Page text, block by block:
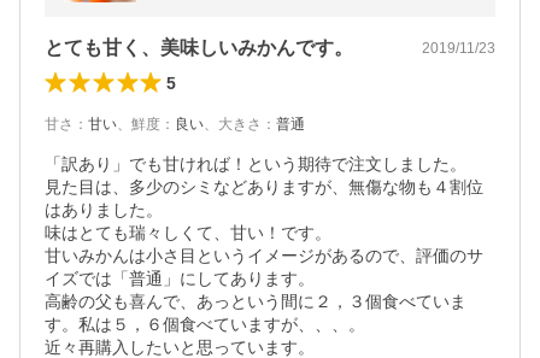
とても甘く、美味しいみかんです。 2019/11/23
5
甘さ ： 甘い、 鮮度 ： 良い、 大きさ ： 普通
「訳あり」でも甘ければ！という期待で注文しました。
見た目は、多少のシミなどありますが、無傷な物も４割位
はありました。
味はとても瑞々しくて、甘い！です。
甘いみかんは小さ目というイメージがあるので、評価のサ
イズでは「普通」にしてあります。
高齢の父も喜んで、あっという間に２，３個食べていま
す。私は５，６個食べていますが、、、。
近々再購入したいと思っています。